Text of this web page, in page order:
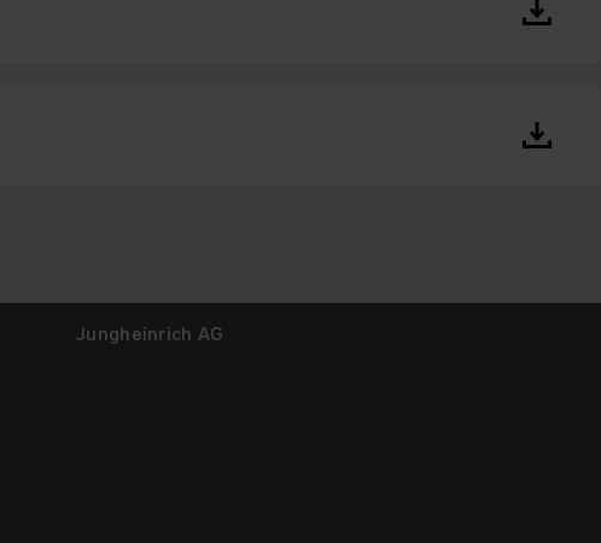
Jungheinrich AG